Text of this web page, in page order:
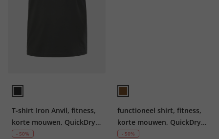
T-shirt Iron Anvil, fitness,
korte mouwen, QuickDry,
tot 7XL
- 50%
functioneel shirt, fitness,
korte mouwen, QuickDry,
tot 7XL
- 50%